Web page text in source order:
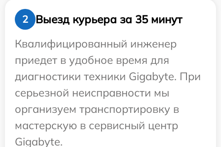
2
Выезд курьера за 35 минут
Квалифицированный инженер
приедет в удобное время для
диагностики техники Gigabyte. При
серьезной неисправности мы
организуем транспортировку в
мастерскую в сервисный центр
Gigabyte.